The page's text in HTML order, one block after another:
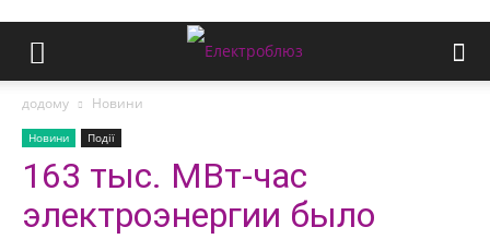
додому Новини
Новини Події
163 тыс. МВт-час
электроэнергии было